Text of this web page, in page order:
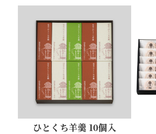
柏屋薄皮饅頭
つぶあん10個入
ひとくち羊羹 10個入